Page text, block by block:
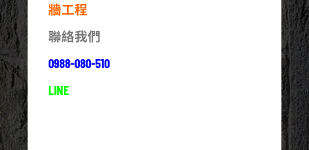
牆工程
聯絡我們
0988-080-510
LINE